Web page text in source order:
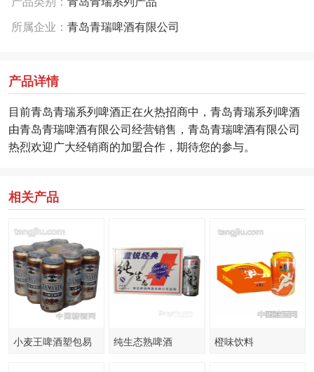
所属企业： 青岛青瑞啤酒有限公司
产品详情
目前青岛青瑞系列啤酒正在火热招商中，青岛青瑞系列啤酒
由青岛青瑞啤酒有限公司经营销售，青岛青瑞啤酒有限公司
热烈欢迎广大经销商的加盟合作，期待您的参与。
相关产品
小麦王啤酒塑包易
纯生态熟啤酒
橙味饮料